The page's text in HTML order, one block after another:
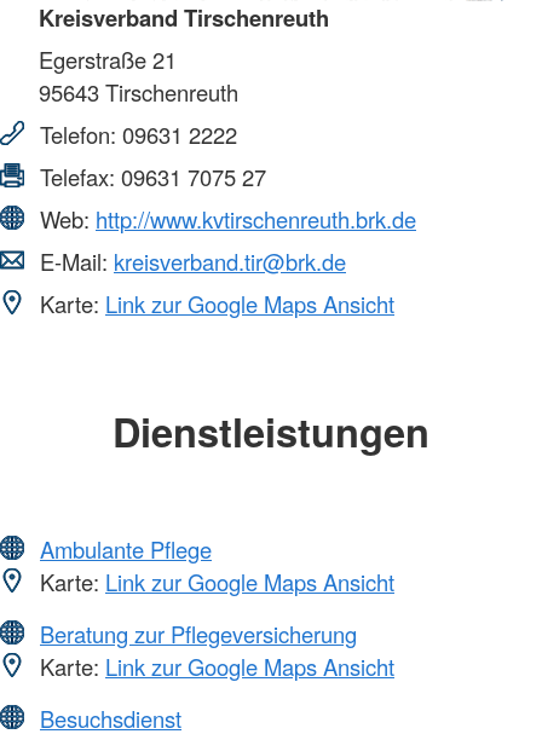
Kreisverband Tirschenreuth
Egerstraße 21
95643Tirschenreuth
Telefon: 09631 2222
Telefax: 09631 7075 27
Web: http://www.kvtirschenreuth.brk.de
E-Mail: kreisverband.tir@brk.de
Karte: Link zur Google Maps Ansicht
Dienstleistungen
Ambulante Pflege
Karte: Link zur Google Maps Ansicht
Beratung zur Pflegeversicherung
Karte: Link zur Google Maps Ansicht
Besuchsdienst